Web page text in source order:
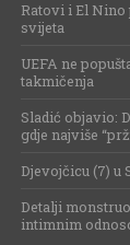
Ratovi i El
svijeta
UEFA ne
takmičenja
Sladić objavio:
gdje najviše
Djevojčicu (7) u
Detalji
intimnim